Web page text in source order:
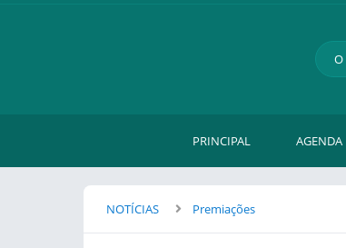
PRINCIPAL AGENDA
NOTÍCIAS Premiações